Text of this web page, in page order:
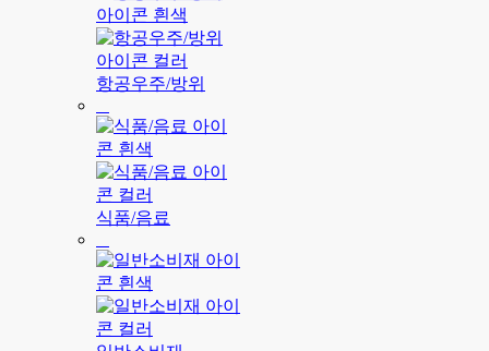
항공우주/방위
식품/음료